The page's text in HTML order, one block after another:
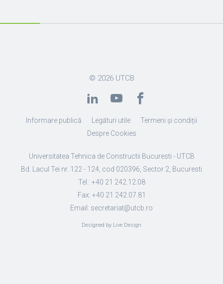
© 2026 UTCB
Informare publică Legături utile
Termeni și condiții
Despre Cookies
Universitatea Tehnica de Constructii Bucuresti - UTCB
Bd. Lacul Tei nr. 122 - 124, cod 020396, Sector 2, Bucuresti
Tel.: +40 21 242.12.08
Fax: +40 21 242.07.81
Email: secretariat@utcb.ro
Designed by Live Design